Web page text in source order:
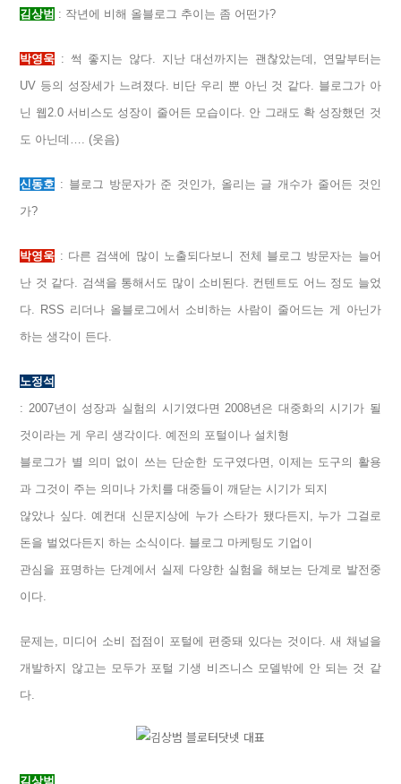
김상범 : 작년에 비해 올블로그 추이는 좀 어떤가?
박영욱 : 썩 좋지는 않다. 지난 대선까지는 괜찮았는데, 연말부터는
UV 등의 성장세가 느려졌다. 비단 우리 뿐 아닌 것 같다. 블로그가 아
닌 웹2.0 서비스도 성장이 줄어든 모습이다. 안 그래도 확 성장했던 것
도 아닌데…. (웃음)
신동호 : 블로그 방문자가 준 것인가, 올리는 글 개수가 줄어든 것인
가?
박영욱 : 다른 검색에 많이 노출되다보니 전체 블로그 방문자는 늘어
난 것 같다. 검색을 통해서도 많이 소비된다. 컨텐트도 어느 정도 늘었
다. RSS 리더나 올블로그에서 소비하는 사람이 줄어드는 게 아닌가
하는 생각이 든다.
노정석
: 2007년이 성장과 실험의 시기였다면 2008년은 대중화의 시기가 될
것이라는 게 우리 생각이다. 예전의 포털이나 설치형
블로그가 별 의미 없이 쓰는 단순한 도구였다면, 이제는 도구의 활용
과 그것이 주는 의미나 가치를 대중들이 깨닫는 시기가 되지
않았나 싶다. 예컨대 신문지상에 누가 스타가 됐다든지, 누가 그걸로
돈을 벌었다든지 하는 소식이다. 블로그 마케팅도 기업이
관심을 표명하는 단계에서 실제 다양한 실험을 해보는 단계로 발전중
이다.
문제는, 미디어 소비 접점이 포털에 편중돼 있다는 것이다. 새 채널을
개발하지 않고는 모두가 포털 기생 비즈니스 모델밖에 안 되는 것 같
다.
김상범